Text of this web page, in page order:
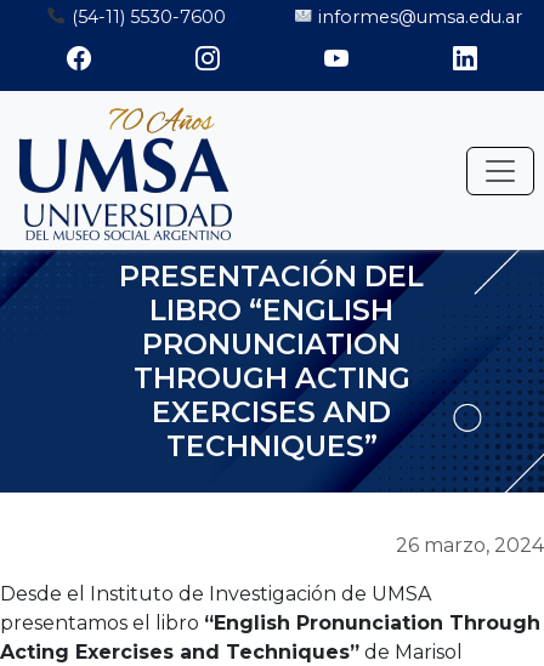
Saltar
contenido
(54-11) 5530-7600 informes@umsa.edu.ar
PRESENTACIÓN DEL
LIBRO “ENGLISH
PRONUNCIATION
THROUGH ACTING
EXERCISES AND
TECHNIQUES”
26 marzo, 2024
Desde el Instituto de Investigación de UMSA
presentamos el libro “English Pronunciation Through
Acting Exercises and Techniques” de Marisol